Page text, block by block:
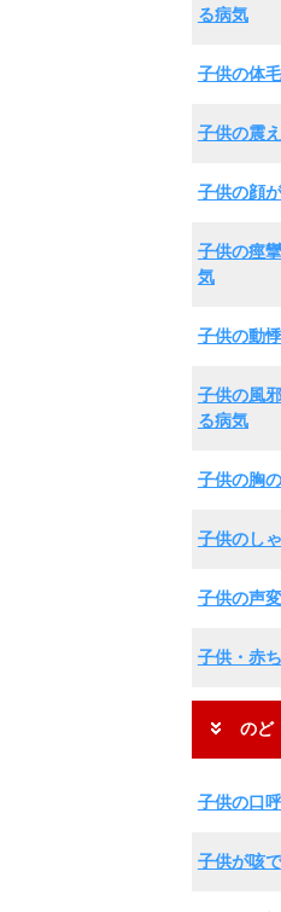
る病気
子供の体
子供の震
子供の顔
子供の痙
気
子供の動
子供の風
る病気
子供の胸
子供のし
子供の声
子供・赤
のど
子供の口
子供が咳